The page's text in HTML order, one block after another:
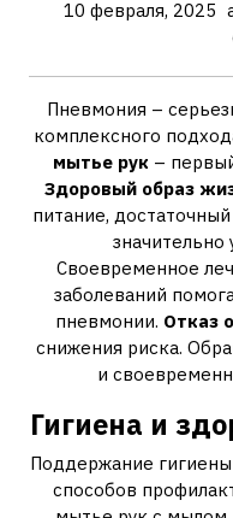
10 февраля, 2025
Пневмония –
комплексного
мытье рук –
Здоровый образ
питание,
значительно
Своевременное
заболеваний
пневмонии. Отказ
снижения риска.
и
Гигиена и
Поддержание
способов